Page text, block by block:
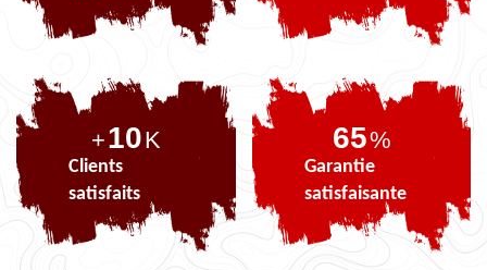
+10K
Clients
satisfaits
82%
Garantie
satisfaisante